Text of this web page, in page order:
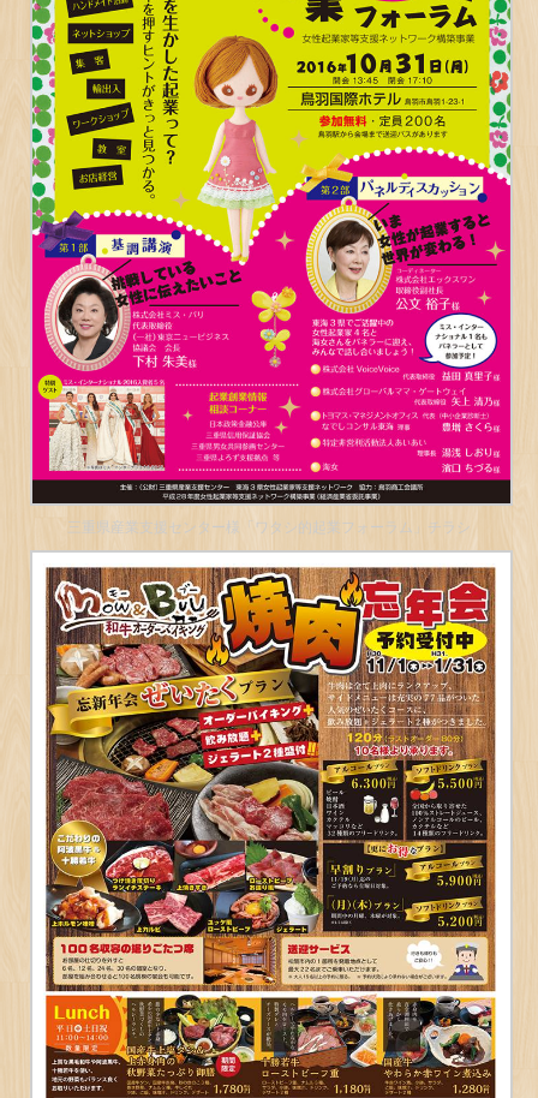
三重県産業支援センター様「ワタシ的起業フォーラム」チラシ